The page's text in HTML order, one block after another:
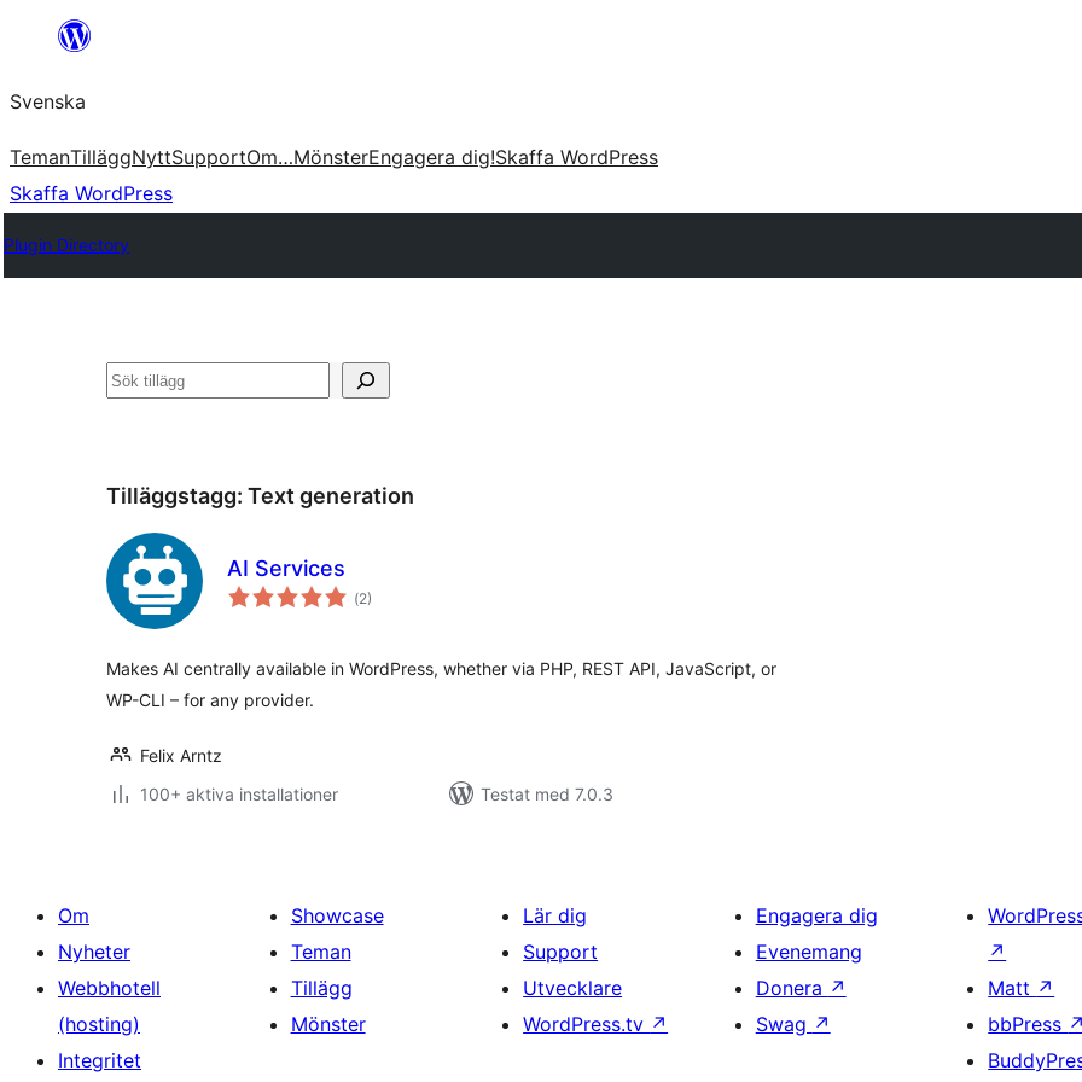
Hoppa
innehåll
Svenska
TemanTilläggNyttSupportOm…MönsterEngagera dig!Skaffa WordPress
Skaffa WordPress
Plugin Directory
Sök
Tilläggstagg: Text generation
AI Services
(Totalt
antal
2)
Makes AI centrally available in WordPress, whether via PHP, REST API, JavaScript, or
WP-CLI – for any provider.
Felix Arntz
100+ aktiva installationer
Testat med 7.0.3
Om
Nyheter
Webbhotell
(hosting)
Integritet
Showcase
Teman
Tillägg
Mönster
Lär dig
Support
Utvecklare
WordPress.tv ↗
Engagera dig
Evenemang
Donera ↗
Swag ↗
↗
Matt ↗
bbPress ↗